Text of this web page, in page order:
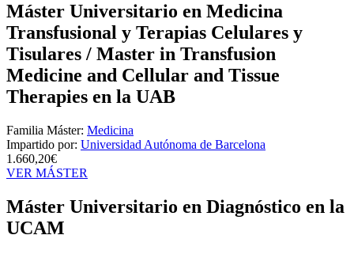
Máster Universitario en Medicina
Transfusional y Terapias Celulares y
Tisulares / Master in Transfusion
Medicine and Cellular and Tissue
Therapies en la UAB
Familia Máster: Medicina
Impartido por: Universidad Autónoma de Barcelona
1.660,20€
VER MÁSTER
Máster Universitario en Diagnóstico en la
UCAM